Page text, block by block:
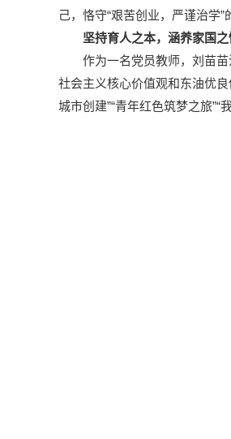
己，恪守“艰苦创业，严谨治学
坚持育人之本，涵养家国
作为一名党员教师，刘苗
社会主义核心价值观和东油优
城市创建”“青年红色筑梦之旅